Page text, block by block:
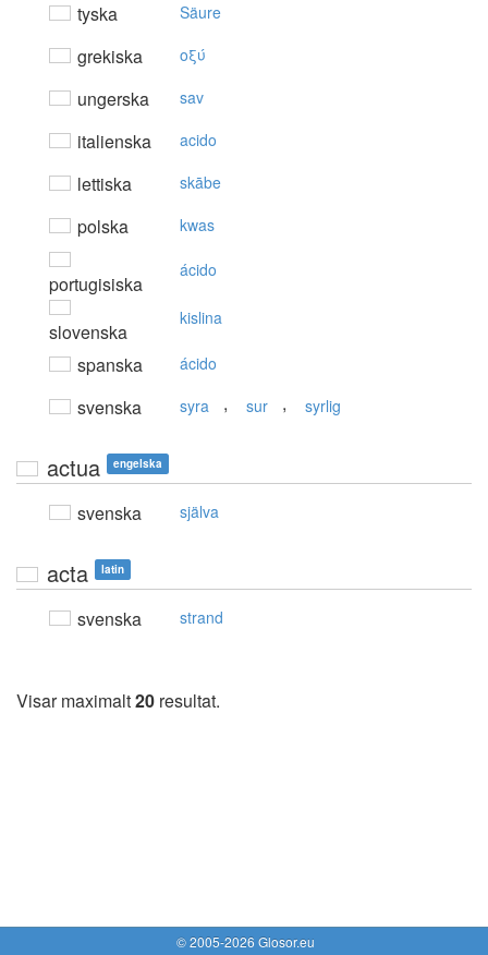
tyska Säure
grekiska oξύ
ungerska sav
italienska acido
lettiska skābe
polska kwas
portugisiska
ácido
slovenska
kislina
spanska ácido
svenska syra , sur , syrlig
actua engelska
svenska själva
acta latin
svenska strand
Visar maximalt20 resultat.
© 2005-2026 Glosor.eu